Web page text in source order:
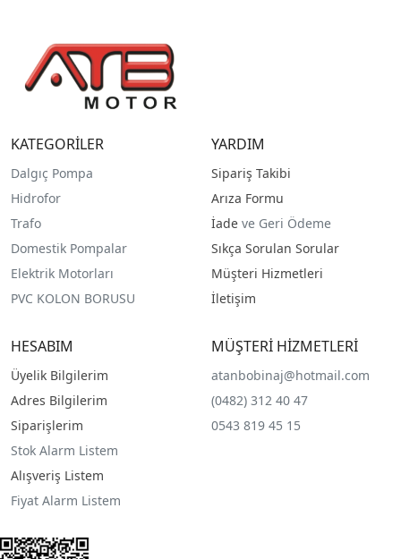
KATEGORİLER
Dalgıç Pompa
Hidrofor
Trafo
Domestik Pompalar
Elektrik Motorları
PVC KOLON BORUSU
YARDIM
Sipariş Takibi
Arıza Formu
İade ve Geri Ödeme
Sıkça Sorulan Sorular
Müşteri Hizmetleri
İletişim
HESABIM
Üyelik Bilgilerim
Adres Bilgilerim
Siparişlerim
Stok Alarm Listem
Alışveriş Listem
Fiyat Alarm Listem
MÜŞTERİ HİZMETLERİ
atanbobinaj@hotmail.com
(0482) 312 40 47
0543 819 45 15